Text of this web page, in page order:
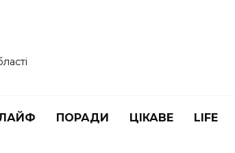
ПОРАДИ ЦІКАВЕ LIFE